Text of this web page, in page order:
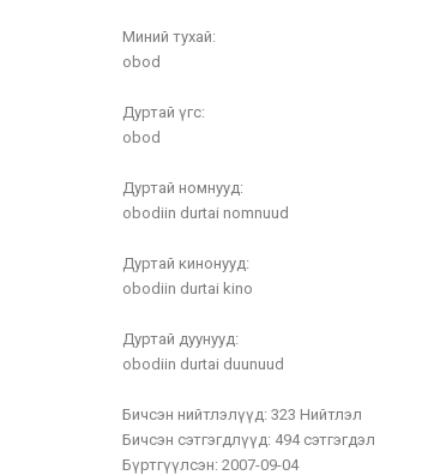
Миний тухай:
obod
Дуртай үгс:
obod
Дуртай номнууд:
obodiin durtai nomnuud
Дуртай кинонууд:
obodiin durtai kino
Дуртай дуунууд:
obodiin durtai duunuud
Бичсэн нийтлэлүүд: 323 Нийтлэл
Бичсэн сэтгэгдлүүд: 494 сэтгэгдэл
Бүртгүүлсэн: 2007-09-04